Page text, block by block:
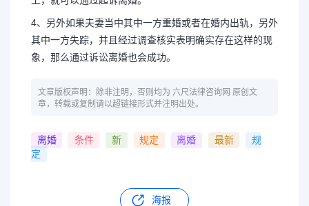
4、另外如果夫妻当中其中一方重婚或者在婚内出轨，另外
其中一方失踪，并且经过调查核实表明确实存在这样的现
象，那么通过诉讼离婚也会成功。
文章版权声明：除非注明，否则均为 六尺法律咨询网 原创文
章，转载或复制请以超链接形式并注明出处。
离婚 条件 新 规定 离婚 最新
规
定
海报